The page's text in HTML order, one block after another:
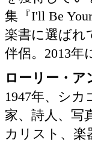
集『I'll Be
楽書に選ばれ
伴侶。2013年
ローリー・ア
1947年、シ
家、詩人、写
カリスト、楽